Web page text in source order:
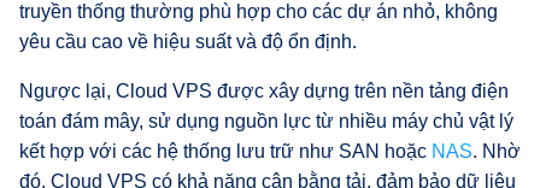
truyền thống thường phù hợp cho các dự án nhỏ, không
yêu cầu cao về hiệu suất và độ ổn định.
Ngược lại, Cloud VPS được xây dựng trên nền tảng điện
toán đám mây, sử dụng nguồn lực từ nhiều máy chủ vật lý
kết hợp với các hệ thống lưu trữ như SAN hoặc NAS. Nhờ
đó, Cloud VPS có khả năng cân bằng tải, đảm bảo dữ liệu